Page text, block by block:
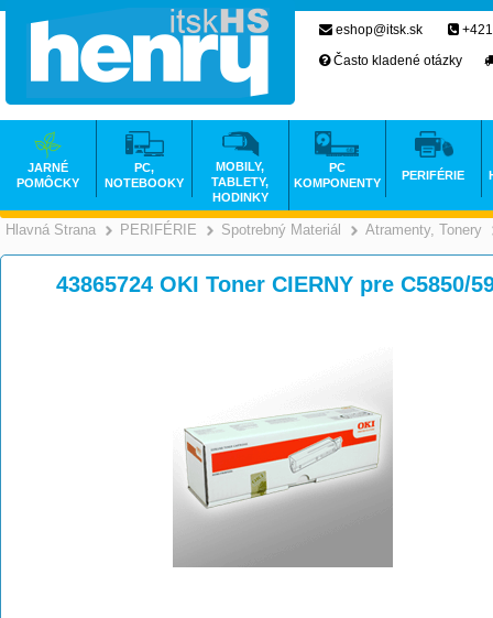
Hlavná Strana >
PERIFÉRIE >
Spotrebný Materiál >
Atramenty, Tonery
43865724 OKI Toner CIERNY pre C5850/
eshop@itsk.sk
Často kladené otázky
JARNÉ
POMÔCKY
PC,
NOTEBOOKY
MOBILY,
TABLETY,
HODINKY
PC
KOMPONENTY
PERIFÉRIE